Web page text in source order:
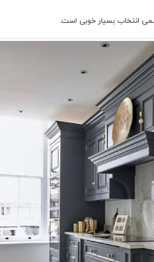
انتخاب بسیار خوبی است.